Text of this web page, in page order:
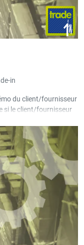
in
du client/fournisseur
si le client/fournisseur
flexible des
signalétiques des